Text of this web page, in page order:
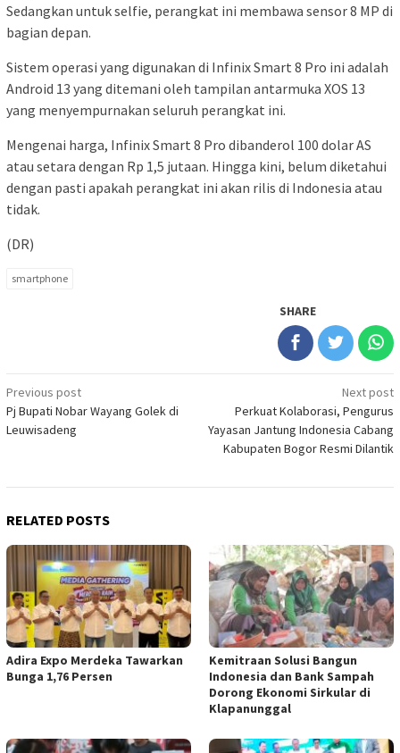
Sedangkan untuk selfie, perangkat ini membawa sensor 8 MP di
bagian depan.
Sistem operasi yang digunakan di Infinix Smart 8 Pro ini adalah
Android 13 yang ditemani oleh tampilan antarmuka XOS 13
yang menyempurnakan seluruh perangkat ini.
Mengenai harga, Infinix Smart 8 Pro dibanderol 100 dolar AS
atau setara dengan Rp 1,5 jutaan. Hingga kini, belum diketahui
dengan pasti apakah perangkat ini akan rilis di Indonesia atau
tidak.
(DR)
smartphone
SHARE
Post
navigation
Previous post
Pj Bupati Nobar Wayang Golek di
Leuwisadeng
Next post
Perkuat Kolaborasi, Pengurus
Yayasan Jantung Indonesia Cabang
Kabupaten Bogor Resmi Dilantik
RELATED POSTS
Adira Expo Merdeka Tawarkan
Bunga 1,76 Persen
Kemitraan Solusi Bangun
Indonesia dan Bank Sampah
Dorong Ekonomi Sirkular di
Klapanunggal